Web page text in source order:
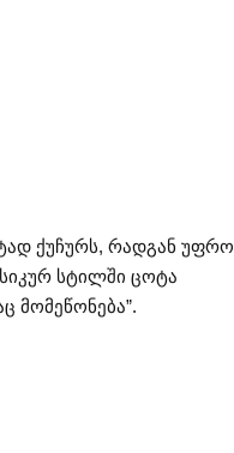
ქუჩურს, რადგან უფრო
სტილში ცოტა
მომეწონება”.